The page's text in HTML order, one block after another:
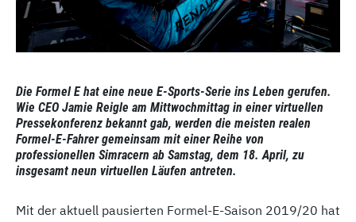
Die Formel E hat eine neue E-Sports-Serie ins Leben gerufen.
Wie CEO Jamie Reigle am Mittwochmittag in einer virtuellen
Pressekonferenz bekannt gab, werden die meisten realen
Formel-E-Fahrer gemeinsam mit einer Reihe von
professionellen Simracern ab Samstag, dem 18. April, zu
insgesamt neun virtuellen Läufen antreten.
Mit der aktuell pausierten Formel-E-Saison 2019/20 hat